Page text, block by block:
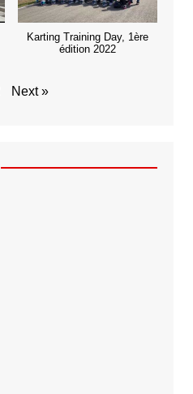
Karting Training Day, 1ère
édition 2022
Next »